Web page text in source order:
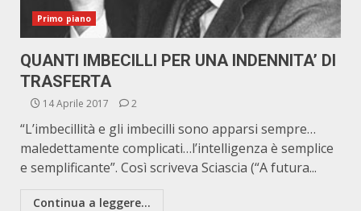
Primo piano
QUANTI IMBECILLI PER UNA INDENNITA’ DI
TRASFERTA
14 Aprile 2017 2
“L’imbecillità e gli imbecilli sono apparsi sempre…
maledettamente complicati…l’intelligenza è semplice
e semplificante”. Così scriveva Sciascia (“A futura...
Continua a leggere...